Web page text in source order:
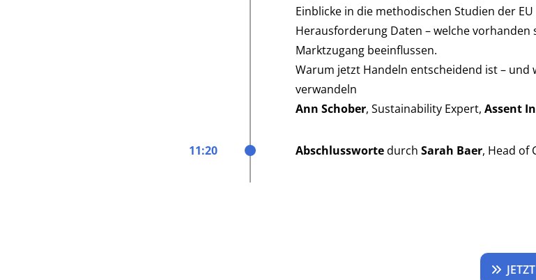
Einblicke in die methodischen Studien der
Herausforderung Daten – welche
Marktzugang beeinflussen.
Warum jetzt Handeln entscheidend ist –
verwandeln
Ann Schober, Sustainability Expert, Assent
11:20 Abschlusswortedurch Sarah Baer, Head of